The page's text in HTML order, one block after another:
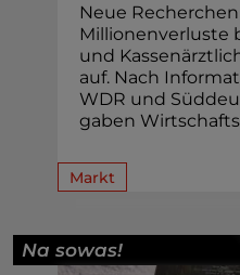
Neue
Millionenverluste
und
auf. Nach
WDR und
gaben
Markt
Na sowas!